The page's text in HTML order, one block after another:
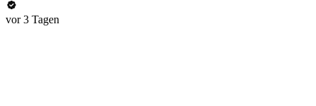
vor 3 Tagen